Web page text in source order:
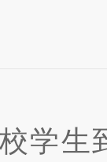
学生